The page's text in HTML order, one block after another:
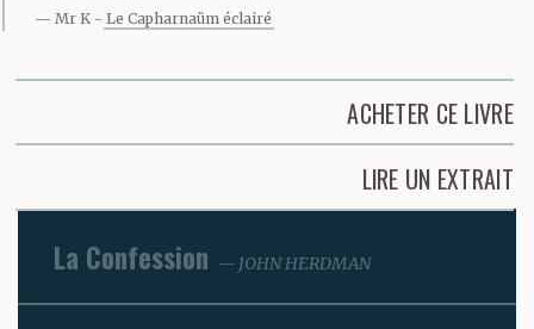
Mr K Le Capharnaüm éclairé
ACHETER CE LIVRE
LIRE UN EXTRAIT
La Confession JOHN HERDMAN